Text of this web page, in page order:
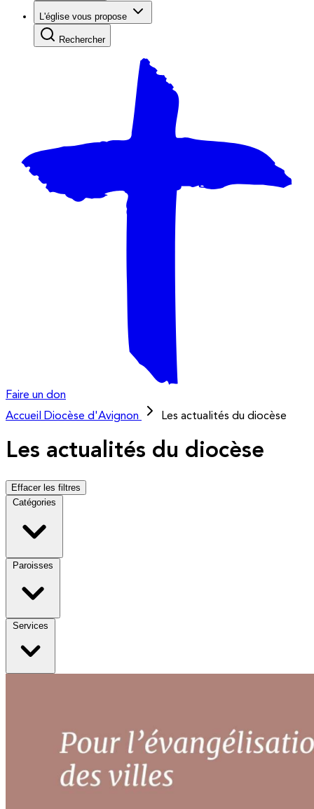
L'église vous propose
Rechercher
Faire un don
Accueil
Diocèse d'Avignon Les actualités du diocèse
Les actualités du diocèse
Effacer les filtres
Catégories
Paroisses
Services